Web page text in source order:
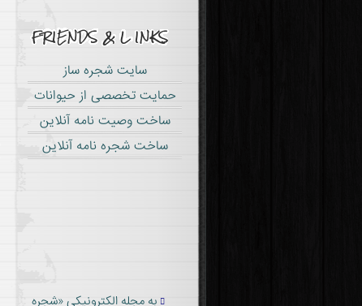
سایت شجره ساز
حمایت تخصصی از حیوانات
ساخت وصیت نامه آنلاین
ساخت شجره نامه آنلاین
به مجله الکترونیکی «شجره